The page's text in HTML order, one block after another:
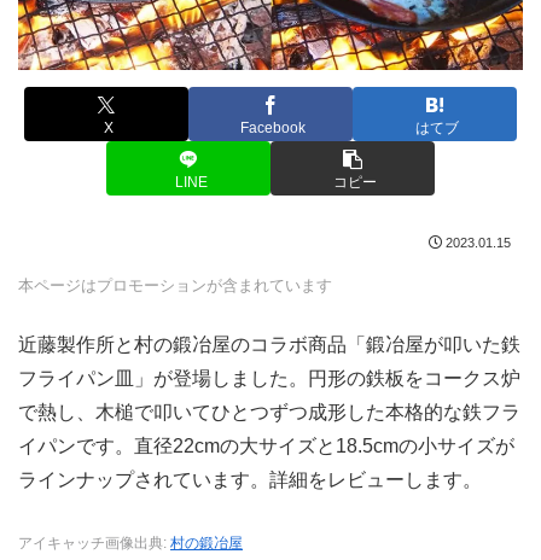
X Facebook はてブ
LINE コピー
2023.01.15
本ページはプロモーションが含まれています
近藤製作所と村の鍛冶屋のコラボ商品「鍛冶屋が叩いた鉄
フライパン皿」が登場しました。円形の鉄板をコークス炉
で熱し、木槌で叩いてひとつずつ成形した本格的な鉄フラ
イパンです。直径22cmの大サイズと18.5cmの小サイズが
ラインナップされています。詳細をレビューします。
アイキャッチ画像出典: 村の鍛冶屋